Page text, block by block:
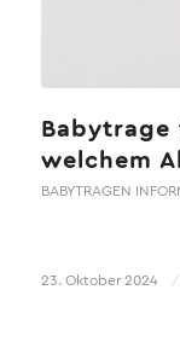
Babytrage
welchem
BABYTRAGEN
23. Oktober 2024 /